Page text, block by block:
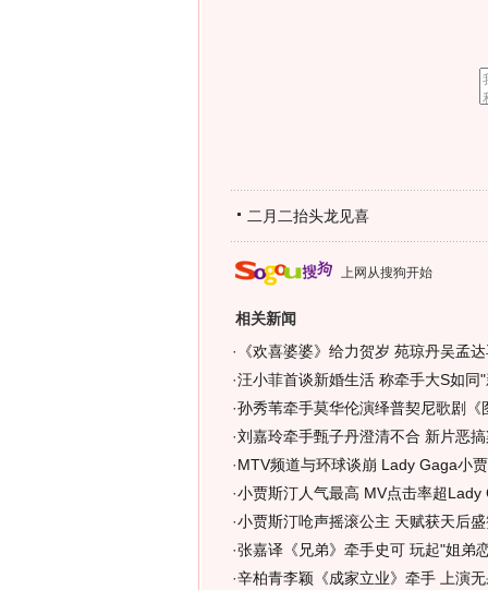
二月二抬头龙见喜
上网从搜狗开始
相关新闻
· 《欢喜婆婆》给力贺岁 苑琼丹吴孟
·汪小菲首谈新婚生活 称牵手大S如同
·孙秀苇牵手莫华伦演绎普契尼歌剧《
·刘嘉玲牵手甄子丹澄清不合 新片恶
·MTV频道与环球谈崩 Lady Gaga小
·小贾斯汀人气最高 MV点击率超Lady
·小贾斯汀呛声摇滚公主 天赋获天后
·张嘉译《兄弟》牵手史可 玩起"姐弟
·辛柏青李颖《成家立业》牵手 上演